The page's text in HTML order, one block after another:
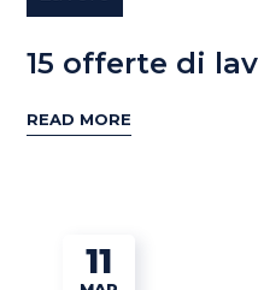
15 offerte di
READ MORE
11